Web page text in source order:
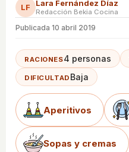
LF Lara Fernández Díaz
Redacción Bekia Cocina
Publicada 10 abril 2019
RACIONES4 personas
DIFICULTAD Baja
Aperitivos
Sopas y cremas